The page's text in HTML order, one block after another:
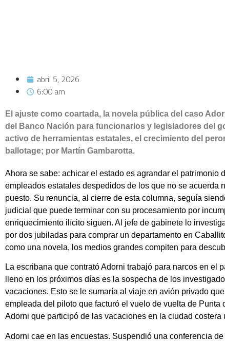
abril 5, 2026
6:00 am
El ajuste como coartada, la novela pública del caso
del Banco Nación para funcionarios y legisladores del
activo de herramientas estatales, el crecimiento del
ballotage; por Martín Gambarotta.
Ahora se sabe: achicar el estado es agrandar el
empleados estatales despedidos de los que no se acuerda
puesto. Su renuncia, al cierre de esta columna, seguía
judicial que puede terminar con su procesamiento por
enriquecimiento ilícito siguen. Al jefe de gabinete lo
por dos jubiladas para comprar un departamento en
como una novela, los medios grandes compiten para
La escribana que contrató Adorni trabajó para narcos en el
lleno en los próximos días es la sospecha de los
vacaciones. Esto se le sumaría al viaje en avión privado
empleada del piloto que facturó el vuelo de vuelta de
Adorni que participó de las vacaciones en la ciudad
Adorni cae en las encuestas. Suspendió una conferencia